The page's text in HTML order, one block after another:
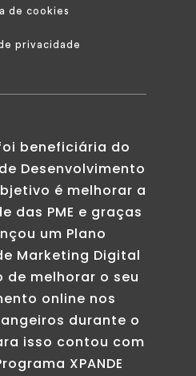
de cookies
privacidade
beneficiária do
Desenvolvimento
é melhorar a
das PME e graças
um Plano
Marketing Digital
melhorar o seu
online nos
durante o
isso contou com
XPANDE